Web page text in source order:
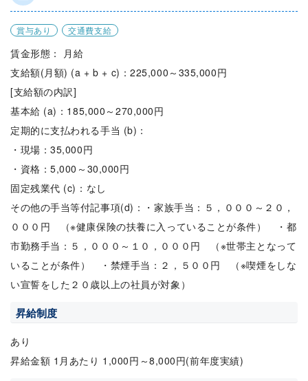
賞与あり 交通費支給
賃金形態： 月給
支給額(月額) (a + b + c)：225,000～335,000円
[支給額の内訳]
基本給 (a)：185,000～270,000円
定期的に支払われる手当 (b)：
・現場：35,000円
・資格：5,000～30,000円
固定残業代 (c)：なし
その他の手当等付記事項(d)：・家族手当：５，０００～２０，
０００円 （※健康保険の扶養に入っていることが条件） ・都
市勤務手当：５，０００～１０，０００円 （※世帯主となって
いることが条件） ・禁煙手当：２，５００円 （※喫煙をしな
い宣誓をした２０歳以上の社員が対象）
昇給制度
あり
昇給金額 1月あたり 1,000円～8,000円(前年度実績)